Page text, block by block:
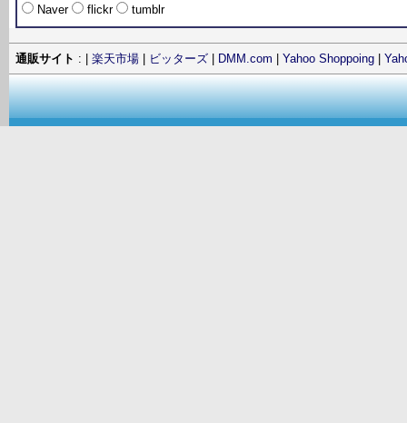
Naver
flickr tumblr
通販サイト : | 楽天市場 ビッターズ DMM.com Yahoo Shoppoing